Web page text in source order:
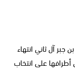
آل ثاني انتهاء
أطرافها على انتخاب